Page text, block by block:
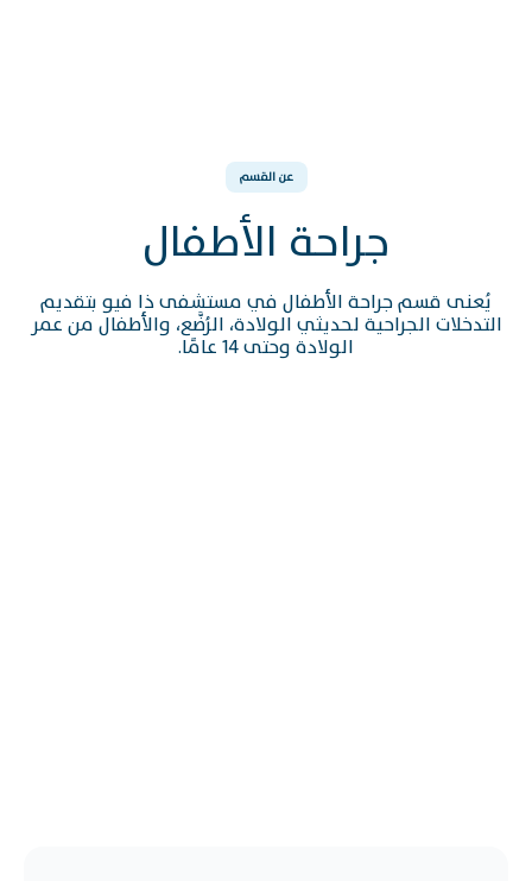
عن القسم
جراحة الأطفال
يُعنى قسم جراحة الأطفال في مستشفى ذا فيو بتقديم
التدخلات الجراحية لحديثي الولادة، الرُضَّع، والأطفال من عمر
الولادة وحتى 14 عامًا.